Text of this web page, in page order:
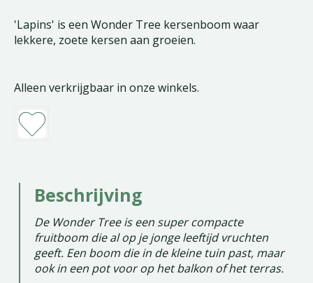
'Lapins' is een Wonder Tree kersenboom waar
lekkere, zoete kersen aan groeien.
Alleen verkrijgbaar in onze winkels.
Beschrijving
De Wonder Tree is een super compacte
fruitboom die al op je jonge leeftijd vruchten
geeft. Een boom die in de kleine tuin past, maar
ook in een pot voor op het balkon of het terras.